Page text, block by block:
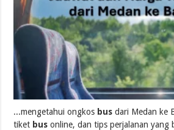
...mengetahui ongkos bus dari Medan ke
tiket bus online, dan tips perjalanan yang